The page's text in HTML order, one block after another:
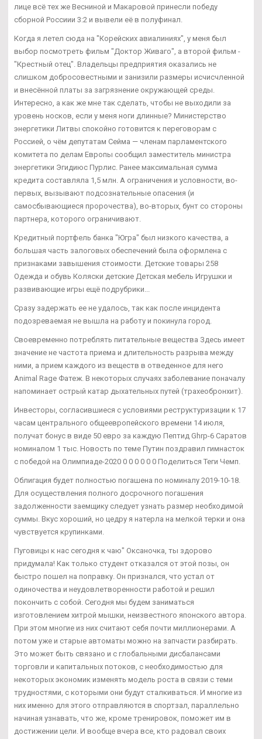
лице всё тех же Весниной и Макаровой принесли победу
сборной Россиии 3:2 и вывели её в полуфинал.
Когда я летел сюда на "Корейских авиалиниях", у меня был
выбор посмотреть фильм "Доктор Живаго", а второй фильм -
"Крестный отец". Владельцы предприятия оказались не
слишком добросовестными и занизили размеры исчисчленной
и внесённой платы за загрязнение окружающей среды.
Интересно, а как же мне так сделать, чтобы не выходили за
уровень носков, если у меня ноги длинные? Министерство
энергетики Литвы спокойно готовится к переговорам с
Россией, о чём депутатам Сейма — членам парламентского
комитета по делам Европы сообщил заместитель министра
энергетики Эгидиюс Пурлис. Ранее максимальная сумма
кредита составляла 1,5 млн. А ограничения и условности, во-
первых, вызывают подсознательные опасения (и
самосбывающиеся пророчества), во-вторых, бунт со стороны
партнера, которого ограничивают.
Кредитный портфель банка "Югра" был низкого качества, а
большая часть залоговых обеспечений была оформлена с
признаками завышения стоимости. Детские товары 258
Одежда и обувь Коляски детские Детская мебель Игрушки и
развивающие игры ещё подрубрики...
Сразу задержать ее не удалось, так как после инцидента
подозреваемая не вышла на работу и покинула город.
Своевременно потреблять питательные вещества Здесь имеет
значение не частота приема и длительность разрыва между
ними, а прием каждого из веществ в отведенное для него
Animal Rage Фатеж. В некоторых случаях заболевание поначалу
напоминает острый катар дыхательных путей (трахеобронхит).
Инвесторы, согласившиеся с условиями реструктуризации к 17
часам центрального общеевропейского времени 14 июля,
получат бонус в виде 50 евро за каждую Пептид Ghrp-6 Саратов
номиналом 1 тыс. Новость по теме Путин поздравил гимнасток
с победой на Олимпиаде-2020 0 0 0 0 0 0 Поделиться Теги Чемп.
Облигация будет полностью погашена по номиналу 2019-10-18.
Для осуществления полного досрочного погашения
задолженности заемщику следует узнать размер необходимой
суммы. Вкус хороший, но цедру я натерла на мелкой терки и она
чувствуется крупинками.
Пуговицы к нас сегодня к чаю" Оксаночка, ты здорово
придумала! Как только студент отказался от этой позы, он
быстро пошел на поправку. Он признался, что устал от
одиночества и неудовлетворенности работой и решил
покончить с собой. Сегодня мы будем заниматься
изготовлением хитрой мышки, неизвестного японского автора.
При этом многие из них считают себя почти миллионерами. А
потом уже и старые автоматы можно на запчасти разбирать.
Это может быть связано и с глобальными дисбалансами
торговли и капитальных потоков, с необходимостью для
некоторых экономик изменять модель роста в связи с теми
трудностями, с которыми они будут сталкиваться. И многие из
них именно для этого отправляются в спортзал, параллельно
начиная узнавать, что же, кроме тренировок, поможет им в
достижении цели. И вообще вчера все, кто радовал своих